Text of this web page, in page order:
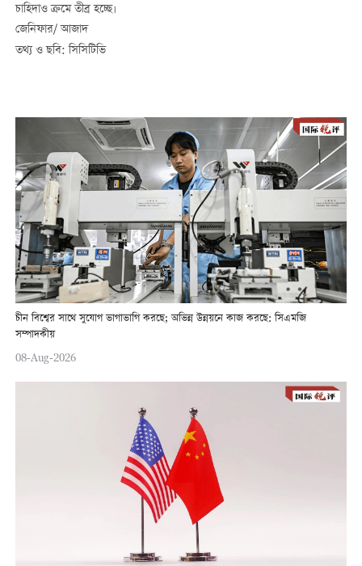
চাহিদাও ক্রমে তীব্র হচ্ছে।
জেনিফার/ আজাদ
তথ্য ও ছবি: সিসিটিভি
চীন বিশ্বের সাথে সুযোগ ভাগাভাগি করছে; অভিন্ন উন্নয়নে কাজ করছে: সিএমজি
সম্পাদকীয়
08-Aug-2026